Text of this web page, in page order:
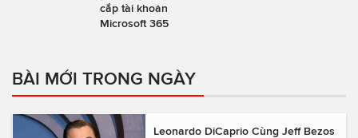
cắp tài khoản
Microsoft 365
BÀI MỚI TRONG NGÀY
Leonardo DiCaprio Cùng Jeff Bezos